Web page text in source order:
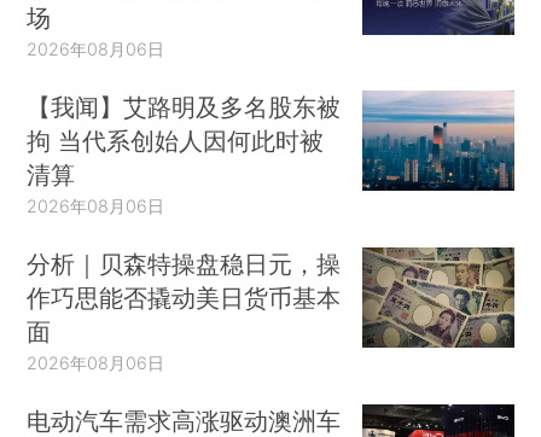
场
2026年08月06日
【我闻】艾路明及多名股东被
拘 当代系创始人因何此时被
清算
2026年08月06日
分析｜贝森特操盘稳日元，操
作巧思能否撬动美日货币基本
面
2026年08月06日
电动汽车需求高涨驱动澳洲车